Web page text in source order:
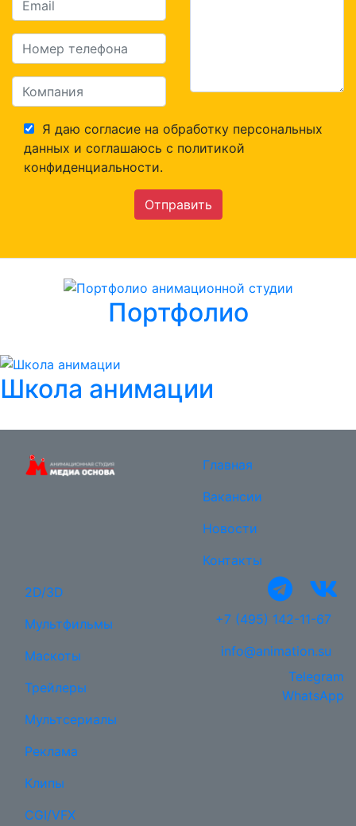
Я даю согласие на обработку персональных
данных и соглашаюсь c политикой
конфиденциальности.
Отправить
Портфолио
Школа анимации
Главная
Вакансии
Новости
Контакты
2D/3D
Мультфильмы
Маскоты
Трейлеры
Мультсериалы
Реклама
Клипы
CGI/VFX
+7 (495) 142-11-67
info@animation.su
Telegram
WhatsApp